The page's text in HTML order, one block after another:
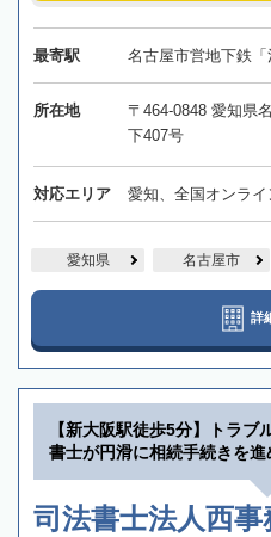
最寄駅 名古屋市営地下鉄
所在地
〒464-0848 愛知県
下407号
対応エリア 愛知、全国オンラ
愛知県 名古屋市
詳
【新大阪駅徒歩5分】トラ
書士が円滑に相続手続きを進
司法書士法人西事